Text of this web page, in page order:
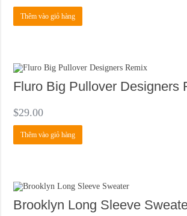
4.005
saoThêm vào giỏ hàng
Fluro Big Pullover Designers
$29.00
Thêm vào giỏ hàng
Brooklyn Long Sleeve